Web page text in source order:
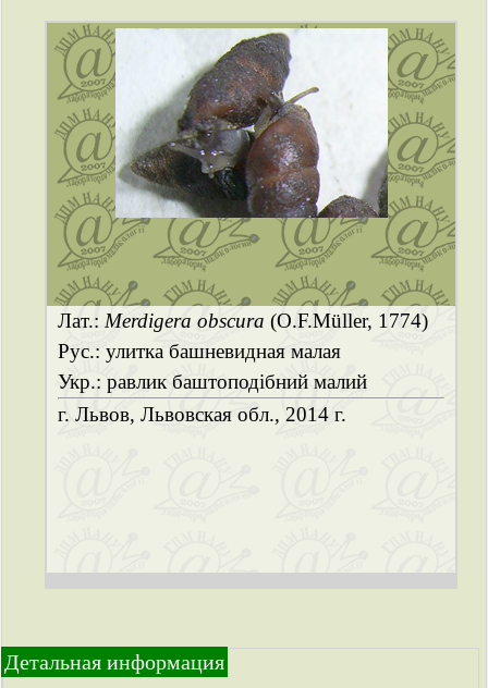
Лат.: Merdigera obscura (O.F.Müller, 1774)
Рус.: улитка башневидная малая
Укр.: равлик баштоподібний малий
г. Львов, Львовская обл., 2014 г.
Детальная информация